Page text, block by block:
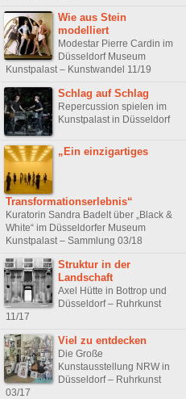
Wie aus Stein
modelliert
Modestar Pierre Cardin im
Düsseldorf Museum
Kunstpalast – Kunstwandel 11/19
Schlag auf Schlag
Repercussion spielen im
Kunstpalast in Düsseldorf
„Ein einzigartiges
Transformationserlebnis“
Kuratorin Sandra Badelt über „Black &
White“ im Düsseldorfer Museum
Kunstpalast – Sammlung 03/18
Struktur in der
Landschaft
Axel Hütte in Bottrop und
Düsseldorf – Ruhrkunst
11/17
Viel zu entdecken
Die Große
Kunstausstellung NRW in
Düsseldorf – Ruhrkunst
03/17